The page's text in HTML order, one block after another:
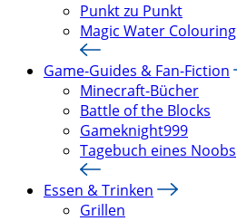
Punkt zu Punkt
Magic Water Colouring
Game-Guides & Fan-Fiction
Minecraft-Bücher
Battle of the Blocks
Gameknight999
Tagebuch eines Noobs
Essen & Trinken
Grillen